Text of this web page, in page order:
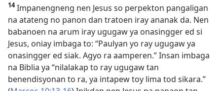
14Impanengneng nen Jesus so perpekton pangaligan
na atateng no panon dan tratoen iray ananak da. Nen
babanoen na arum iray ugugaw ya onasingger ed si
Jesus, oniay imbaga to: “Paulyan yo ray ugugaw ya
onasingger ed siak. Agyo ra aamperen.” Insan imbaga
na Biblia ya “nilalakap to ray ugugaw tan
benendisyonan to ra, ya intapew toy lima tod sikara.”